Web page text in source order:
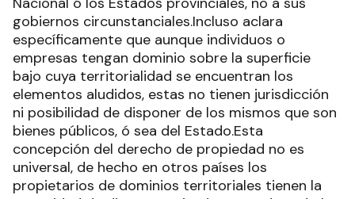
gobiernos circunstanciales.Incluso aclara
específicamente que aunque individuos o
empresas tengan dominio sobre la superficie
bajo cuya territorialidad se encuentran los
elementos aludidos, estas no tienen jurisdicción
ni posibilidad de disponer de los mismos que son
bienes públicos, ó sea del Estado.Esta
concepción del derecho de propiedad no es
universal, de hecho en otros países los
propietarios de dominios territoriales tienen la